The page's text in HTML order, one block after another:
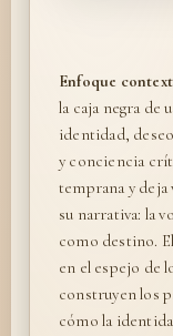
Enfoque
la caja negra de
identidad,
y conciencia
temprana y deja
su narrativa: la
como destino.
en el espejo de
construyen los
cómo la